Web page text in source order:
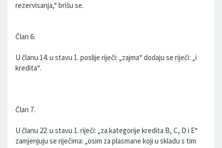
rezervisanja,“ brišu se.
Član 6.
U članu 14. u stavu 1. poslije riječi: „zajma“ dodaju se riječi: „i
kredita“.
Član 7.
U članu 22. u stavu 1. riječi: „za kategorije kredita B, C, D i E“
zamjenjuju se riječima: „osim za plasmane koji u skladu s tim